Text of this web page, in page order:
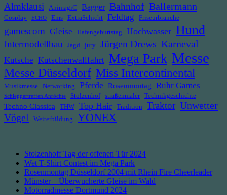
Almklausi AnimagiC Bagger Bahnhof Ballermann
Cosplay ECHO Ems ExtraSchicht Feldtag Friseurbranche
gamescom Gleise Hafengeburtstag Hochwasser Hund
Intermodellbau Jagd jury Jürgen Drews Karneval
Kutsche Kutschenwallfahrt Mega Park Messe
Messe Düsseldorf Miss Intercontinental
Musikmesse Networking Pferde Rosenmontag Ruhr Games
Schleppertreffen Anröchte Stolzenhof straßenmaler Technikgeschichte
Techno Classica THW Top Hair Tradition Traktor Unwetter
Vögel
Weiterbildung YONEX
Stolzenhoff Tag der offenen Tür 2024
Wet T-Shirt Contest im Mega Park
Rosenmontag Düsseldorf 2004 mit Rhein Fire Cheerleader
Münster – Überwucherte Gleise im Wald
Motorradmesse Dortmund 2024